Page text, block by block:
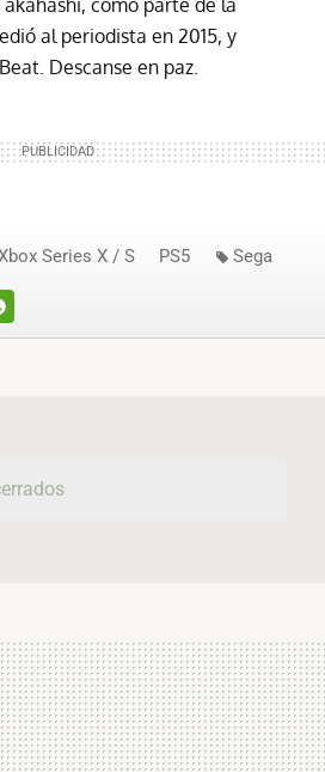
al periodista en 2015, y
Descanse en paz.
Series X / S PS5 Sega